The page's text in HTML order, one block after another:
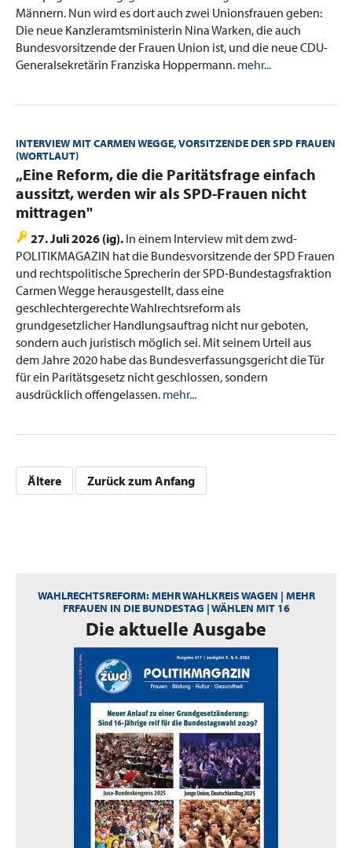
Männern. Nun wird es dort auch zwei Unionsfrauen geben:
Die neue Kanzleramtsministerin Nina Warken, die auch
Bundesvorsitzende der Frauen Union ist, und die neue CDU-
Generalsekretärin Franziska Hoppermann. mehr...
INTERVIEW MIT CARMEN WEGGE, VORSITZENDE DER SPD FRAUEN
(WORTLAUT)
„Eine Reform, die die Paritätsfrage einfach
aussitzt, werden wir als SPD-Frauen nicht
mittragen"
27. Juli 2026 (ig). In einem Interview mit dem zwd-
POLITIKMAGAZIN hat die Bundesvorsitzende der SPD Frauen
und rechtspolitische Sprecherin der SPD-Bundestagsfraktion
Carmen Wegge herausgestellt, dass eine
geschlechtergerechte Wahlrechtsreform als
grundgesetzlicher Handlungsauftrag nicht nur geboten,
sondern auch juristisch möglich sei. Mit seinem Urteil aus
dem Jahre 2020 habe das Bundesverfassungsgericht die Tür
für ein Paritätsgesetz nicht geschlossen, sondern
ausdrücklich offengelassen. mehr...
Ältere Zurück zum Anfang
WAHLRECHTSREFORM: MEHR WAHLKREIS WAGEN | MEHR
FRFAUEN IN DIE BUNDESTAG | WÄHLEN MIT 16
:Die aktuelle Ausgabe